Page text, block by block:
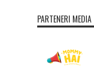
PARTENERI MEDIA